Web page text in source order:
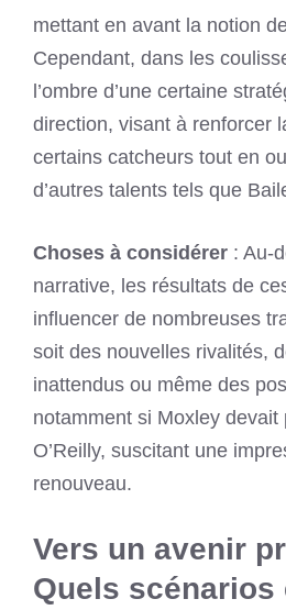
mettant en avant la notion
Cependant, dans les
l’ombre d’une certaine
direction, visant à renforcer
certains catcheurs tout en
d’autres talents tels que
Choses à considérer : Au-
narrative, les résultats de
influencer de nombreuses
soit des nouvelles rivalités,
inattendus ou même des
notamment si Moxley devait
O’Reilly, suscitant une
renouveau.
Vers un avenir
Quels scénarios